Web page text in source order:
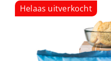
Helaas uitverkocht